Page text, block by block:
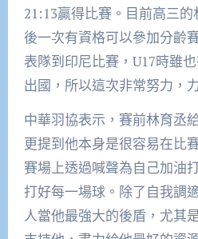
21:13贏得比賽。目前高三
後一次有資格可以參加分齡
表隊到印尼比賽，U17時雖
出國，所以這次非常努力，
中華羽協表示，賽前林育丞
更提到他本身是很容易在比
賽場上透過喊聲為自己加油
打好每一場球。除了自我調
人當他最強大的後盾，尤其